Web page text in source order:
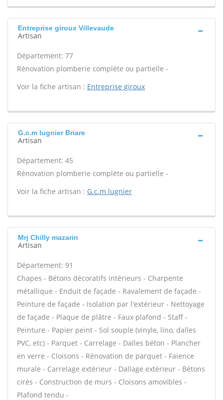
Entreprise giroux Villevaude
Artisan
Département: 77
Rénovation plomberie complète ou partielle -
Voir la fiche artisan : Entreprise giroux
G.c.m lugnier Briare
Artisan
Département: 45
Rénovation plomberie complète ou partielle -
Voir la fiche artisan : G.c.m lugnier
Mrj Chilly mazarin
Artisan
Département: 91
Chapes - Bétons décoratifs intérieurs - Charpente
métallique - Enduit de façade - Ravalement de façade -
Peinture de façade - Isolation par l'extérieur - Nettoyage
de façade - Plaque de plâtre - Faux plafond - Staff -
Peinture - Papier peint - Sol souple (vinyle, lino, dalles
PVC, etc) - Parquet - Carrelage - Dalles béton - Plancher
en verre - Cloisons - Rénovation de parquet - Faïence
murale - Carrelage extérieur - Dallage extérieur - Bétons
cirés - Construction de murs - Cloisons amovibles -
Plafond tendu -